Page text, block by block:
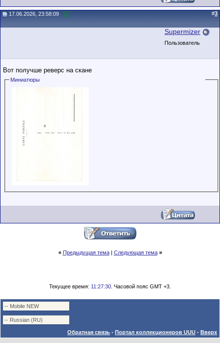
17.06.2026, 23:58:09 #3
Supermizer
Пользователь
Вот получше реверс на скане
Миниатюры
« Предыдущая тема| Следующая тема »
Текущее время: 11:27:30 . Часовой пояс GMT +3.
Обратная связь - Портал коллекционеров UUU - Вверх